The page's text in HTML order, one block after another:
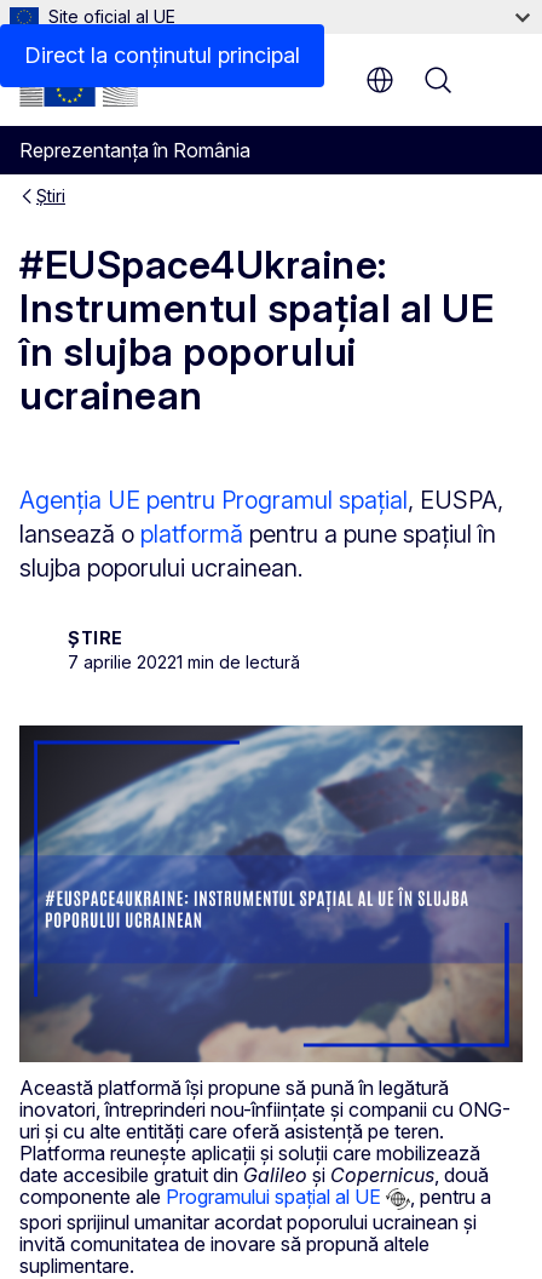
Direct la conținutul principal
Site oficial al UE
Reprezentanța în România
Menu
Știri
#EUSpace4Ukraine:
Instrumentul spațial al UE
în slujba poporului
ucrainean
Agenția UE pentru Programul spațial, EUSPA,
lansează o platformă pentru a pune spațiul în
slujba poporului ucrainean.
ȘTIRE
7 aprilie 20221 min de lectură
Această platformă își propune să pună în legătură
inovatori, întreprinderi nou-înființate și companii cu ONG-
uri și cu alte entități care oferă asistență pe teren.
Platforma reunește aplicații și soluții care mobilizează
date accesibile gratuit din Galileo și Copernicus, două
componente ale Programului spațial al UE
, pentru a
spori sprijinul umanitar acordat poporului ucrainean și
invită comunitatea de inovare să propună altele
suplimentare.